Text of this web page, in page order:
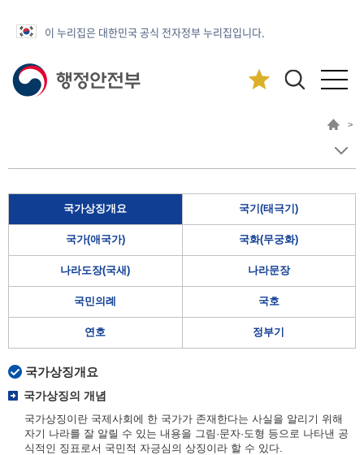
이 누리집은 대한민국 공식 전자정부 누리집입니다.
>
국가상징개요 국기(태극기)
국가(애국가) 국화(무궁화)
나라도장(국새) 나라문장
국민의례 국호
연호 정부기
국가상징개요
국가상징의 개념
국가상징이란 국제사회에 한 국가가 존재한다는 사실을 알리기 위해
자기 나라를 잘 알릴 수 있는 내용을 그림·문자·도형 등으로 나타낸 공
식적인 징표로서 국민적 자긍심의 상징이라 할 수 있다.